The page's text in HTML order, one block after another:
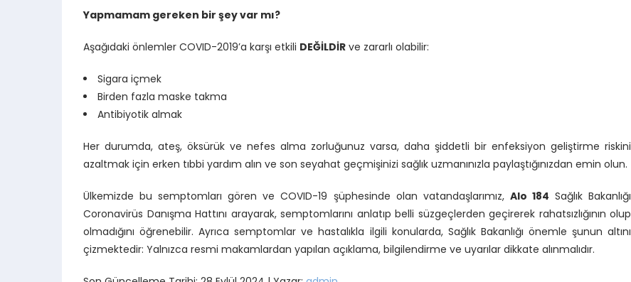
Yapmamam gereken bir şey var mı?
Aşağıdaki önlemler COVID-2019’a karşı etkili DEĞİLDİR ve zararlı olabilir:
Sigara içmek
Birden fazla maske takma
Antibiyotik almak
Her durumda, ateş, öksürük ve nefes alma zorluğunuz varsa, daha şiddetli bir enfeksiyon geliştirme riskini
azaltmak için erken tıbbi yardım alın ve son seyahat geçmişinizi sağlık uzmanınızla paylaştığınızdan emin olun.
Ülkemizde bu semptomları gören ve COVID-19 şüphesinde olan vatandaşlarımız, Alo 184 Sağlık Bakanlığı
Coronavirüs Danışma Hattını arayarak, semptomlarını anlatıp belli süzgeçlerden geçirerek rahatsızlığının olup
olmadığını öğrenebilir. Ayrıca semptomlar ve hastalıkla ilgili konularda, Sağlık Bakanlığı önemle şunun altını
çizmektedir: Yalnızca resmi makamlardan yapılan açıklama, bilgilendirme ve uyarılar dikkate alınmalıdır.